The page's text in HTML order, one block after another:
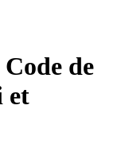
de
et